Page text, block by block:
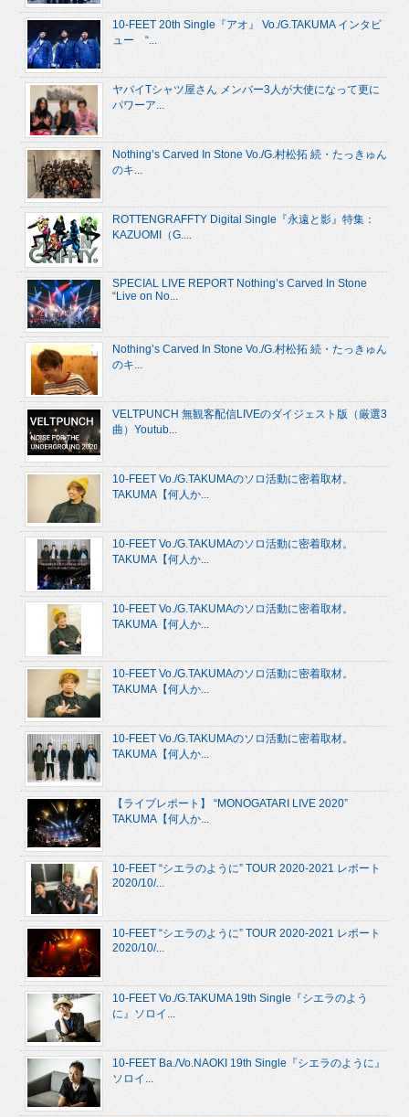
10-FEET 20th Single『アオ』 Vo./G.TAKUMA インタビ
ュー “...
ヤバイTシャツ屋さん メンバー3人が大使になって更に
パワーア...
Nothing’s Carved In Stone Vo./G.村松拓 続・たっきゅん
のキ...
ROTTENGRAFFTY Digital Single『永遠と影』特集：
KAZUOMI（G....
SPECIAL LIVE REPORT Nothing’s Carved In Stone
“Live on No...
Nothing’s Carved In Stone Vo./G.村松拓 続・たっきゅん
のキ...
VELTPUNCH 無観客配信LIVEのダイジェスト版（厳選3
曲）Youtub...
10-FEET Vo./G.TAKUMAのソロ活動に密着取材。
TAKUMA【何人か...
10-FEET Vo./G.TAKUMAのソロ活動に密着取材。
TAKUMA【何人か...
10-FEET Vo./G.TAKUMAのソロ活動に密着取材。
TAKUMA【何人か...
10-FEET Vo./G.TAKUMAのソロ活動に密着取材。
TAKUMA【何人か...
10-FEET Vo./G.TAKUMAのソロ活動に密着取材。
TAKUMA【何人か...
【ライブレポート】 “MONOGATARI LIVE 2020”
TAKUMA【何人か...
10-FEET “シエラのように” TOUR 2020-2021 レポート
2020/10/...
10-FEET “シエラのように” TOUR 2020-2021 レポート
2020/10/...
10-FEET Vo./G.TAKUMA 19th Single『シエラのよう
に』ソロイ...
10-FEET Ba./Vo.NAOKI 19th Single『シエラのように』
ソロイ...